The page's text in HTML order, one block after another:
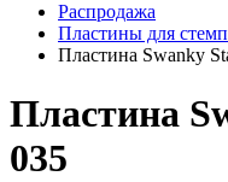
Распродажа
Пластины для
Пластина Swanky
Пластина
035